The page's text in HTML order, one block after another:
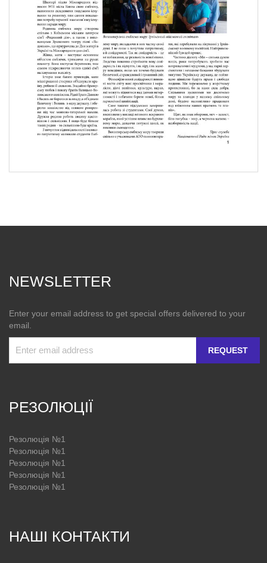
NEWSLETTER
Enter your email address to get special offers delivered to your
email.
REQUEST
РЕЗОЛЮЦІЇ
Резолюція №1
Резолюція №1
Резолюція №1
Резолюція №1
Резолюція №1
НАШІ КОНТАКТИ